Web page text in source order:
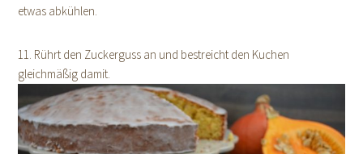
etwas abkühlen.
11. Rührt den Zuckerguss an und bestreicht den Kuchen
gleichmäßig damit.